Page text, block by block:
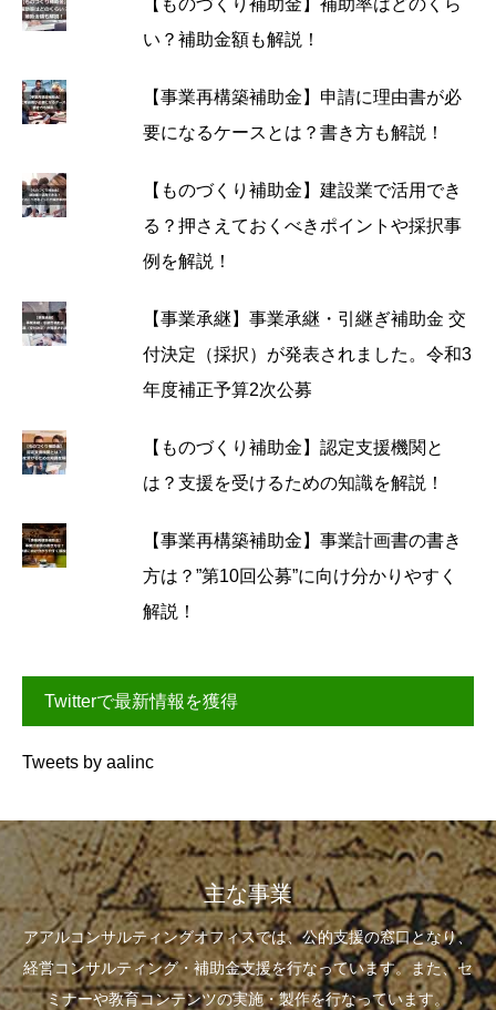
【ものづくり補助金】補助率はどのくら
い？補助金額も解説！
【事業再構築補助金】申請に理由書が必
要になるケースとは？書き方も解説！
【ものづくり補助金】建設業で活用でき
る？押さえておくべきポイントや採択事
例を解説！
【事業承継】事業承継・引継ぎ補助金 交
付決定（採択）が発表されました。令和3
年度補正予算2次公募
【ものづくり補助金】認定支援機関と
は？支援を受けるための知識を解説！
【事業再構築補助金】事業計画書の書き
方は？”第10回公募”に向け分かりやすく
解説！
Twitterで最新情報を獲得
Tweets by aalinc
主な事業
アアルコンサルティングオフィスでは、公的支援の窓口となり、
経営コンサルティング・補助金支援を行なっています。また、セ
ミナーや教育コンテンツの実施・製作を行なっています。